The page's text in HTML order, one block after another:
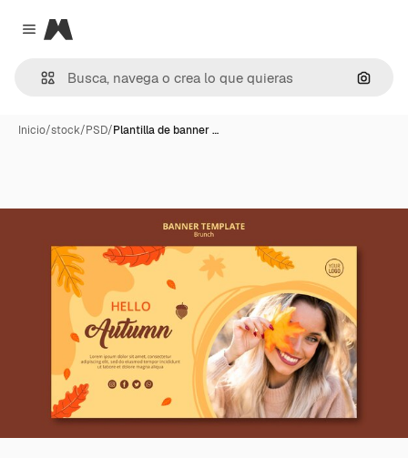
Close menu
Magnific
Inicio/stock/PSD/Plantilla de banner …